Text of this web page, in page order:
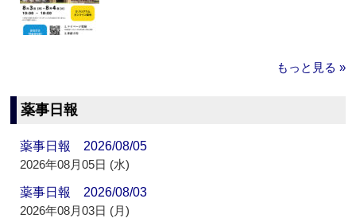
もっと見る »
薬事日報
薬事日報 2026/08/05
2026年08月05日 (水)
薬事日報 2026/08/03
2026年08月03日 (月)